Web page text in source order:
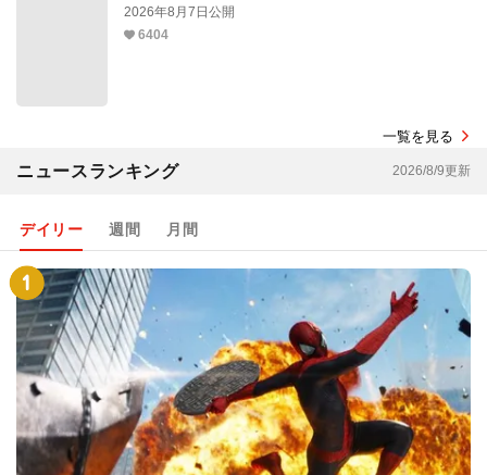
2026年8月7日公開
6404
一覧を見る
ニュースランキング 2026/8/9更新
デイリー 週間 月間